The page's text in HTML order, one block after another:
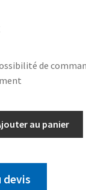
de
au panier
devis